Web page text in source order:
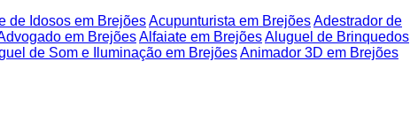
de Idosos em BrejõesAcupunturista em BrejõesAdestrador de
em BrejõesAlfaiate em BrejõesAluguel de Brinquedos
de Som e Iluminação em BrejõesAnimador 3D em Brejões